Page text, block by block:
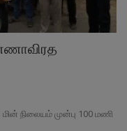
நிலையம் முன்பு 100 மணி